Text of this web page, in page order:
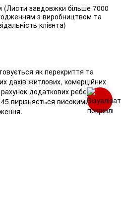
(Листи завдовжки більше 7000
з виробництвом та
клієнта)
як перекриття та
дахів житлових, комерційних
додаткових ребер
вирізняється високими